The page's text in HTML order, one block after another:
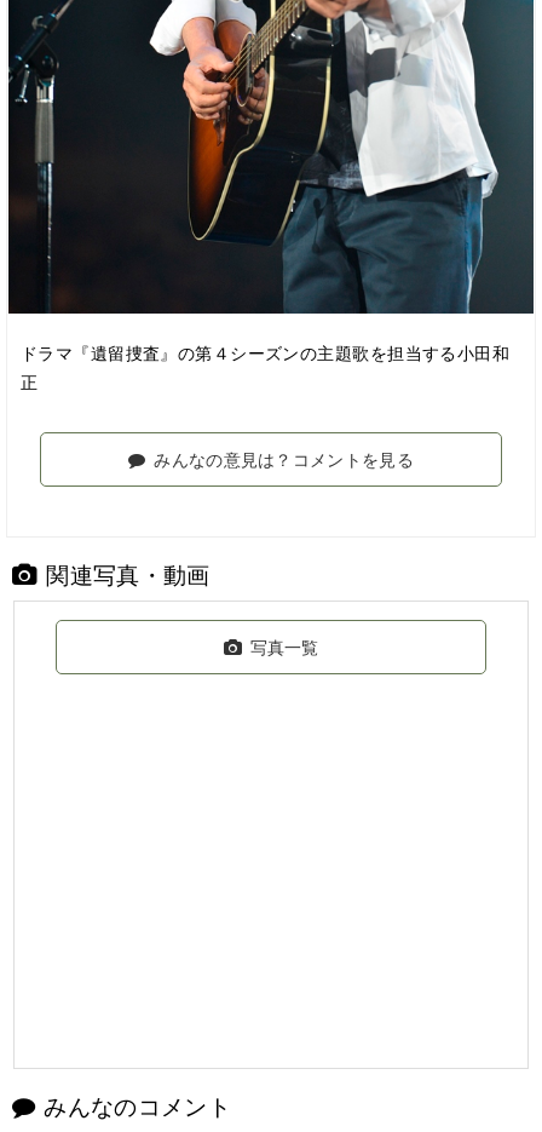
ドラマ『遺留捜査』の第４シーズンの主題歌を担当する小田和
正
みんなの意見は？コメントを見る
関連写真・動画
写真一覧
みんなのコメント